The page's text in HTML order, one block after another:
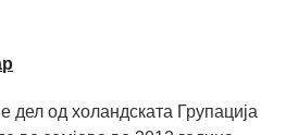
е дел од холандската Групација